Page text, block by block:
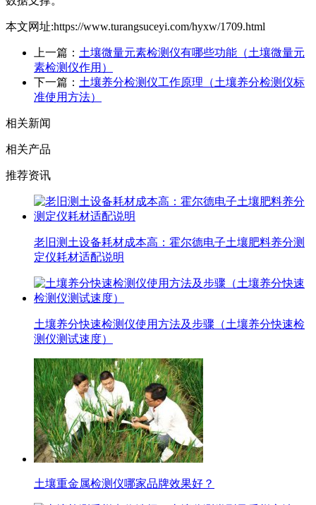
本文网址:https://www.turangsuceyi.com/hyxw/1709.html
上一篇： 土壤微量元素检测仪有哪些功能（土壤微量元
素检测仪作用）
下一篇： 土壤养分检测仪工作原理（土壤养分检测仪标
准使用方法）
相关新闻
相关产品
推荐资讯
老旧测土设备耗材成本高：霍尔德电子土壤肥料养分测
定仪耗材适配说明
土壤养分快速检测仪使用方法及步骤（土壤养分快速检
测仪测试速度）
土壤重金属检测仪哪家品牌效果好？